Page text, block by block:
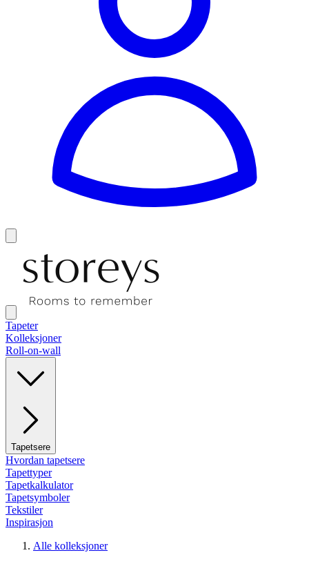
Tapeter
Kolleksjoner
Roll-on-wall
Tapetsere
Hvordan tapetsere
Tapettyper
Tapetkalkulator
Tapetsymboler
Tekstiler
Inspirasjon
Alle kolleksjoner